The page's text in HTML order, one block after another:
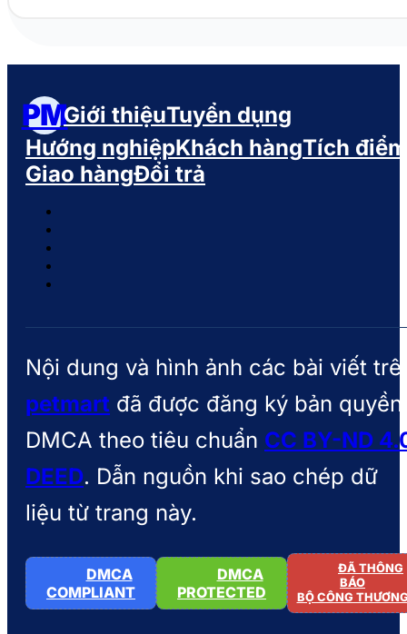
PMGiới thiệuTuyển dụng
Hướng nghiệpKhách hàngTích điểm
Giao hàngĐổi trả
Nội dung và hình ảnh các bài viết
petmart đã được đăng ký bản quyền
DMCA theo tiêu chuẩn CC BY-ND
DEED. Dẫn nguồn khi sao chép dữ
liệu từ trang này.
DMCA
COMPLIANT
DMCA
PROTECTED
ĐÃ THÔNG
BÁO
BỘ CÔNG